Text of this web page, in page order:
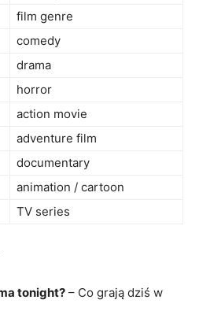
film genre
comedy
drama
horror
action movie
adventure film
documentary
animation / cartoon
TV series
tonight? – Co grają dziś w